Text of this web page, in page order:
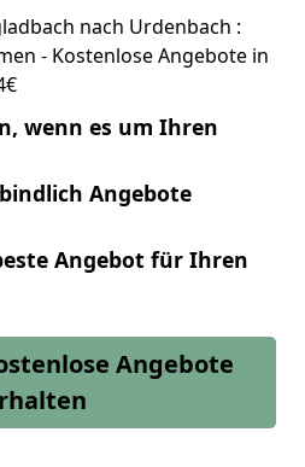
nach Urdenbach :
- Kostenlose Angebote in
wenn es um Ihren
Angebote
Angebot für Ihren
Angebote